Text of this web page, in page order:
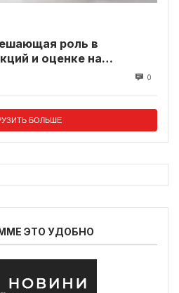
роль в
и оценке на
0
БОЛЬШЕ
ЭТО УДОБНО